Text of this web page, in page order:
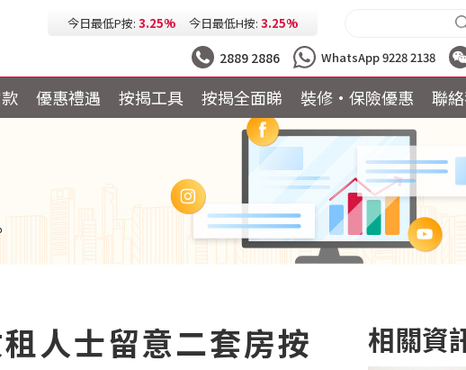
今日最低按息:2.73% 一個月HIBOR:2.61%
今日最低H按: 3.25%
2889 2886 WhatsApp 9228 2138
優惠禮遇 按揭工具 按揭全面睇 裝修·保險優惠 聯
人士留意二套房按
相關資